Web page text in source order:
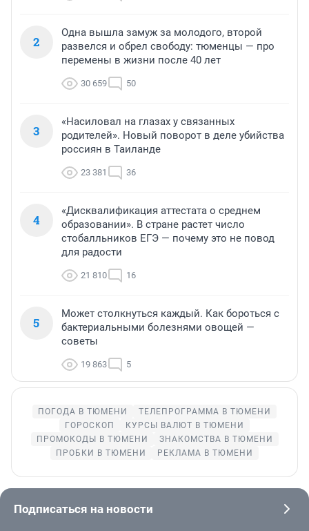
2
Одна вышла замуж за молодого, второй
развелся и обрел свободу: тюменцы — про
перемены в жизни после 40 лет
30 659 50
3
«Насиловал на глазах у связанных
родителей». Новый поворот в деле убийства
россиян в Таиланде
23 381 36
4
«Дисквалификация аттестата о среднем
образовании». В стране растет число
стобалльников ЕГЭ — почему это не повод
для радости
21 810 16
5
Может столкнуться каждый. Как бороться с
бактериальными болезнями овощей —
советы
19 863 5
ПОГОДА В ТЮМЕНИ
ТЕЛЕПРОГРАММА В ТЮМЕНИ
ГОРОСКОП
КУРСЫ ВАЛЮТ В ТЮМЕНИ
ПРОМОКОДЫ В ТЮМЕНИ
ЗНАКОМСТВА В ТЮМЕНИ
ПРОБКИ В ТЮМЕНИ
РЕКЛАМА В ТЮМЕНИ
Подписаться на новости